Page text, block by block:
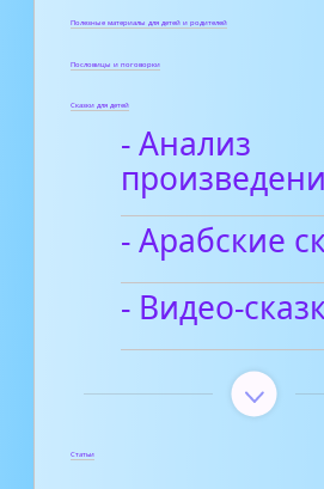
Полезные материалы для детей и родителей
Пословицы и поговорки
Сказки для детей
- Анализ
- Арабские
- Видео-
Статьи